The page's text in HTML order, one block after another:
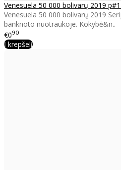
Venesuela 50 000 bolivarų 2019
Venesuela 50 000 bolivarų 2019
banknoto nuotraukoje. Kokybė&n..
€090
Į krepšelį